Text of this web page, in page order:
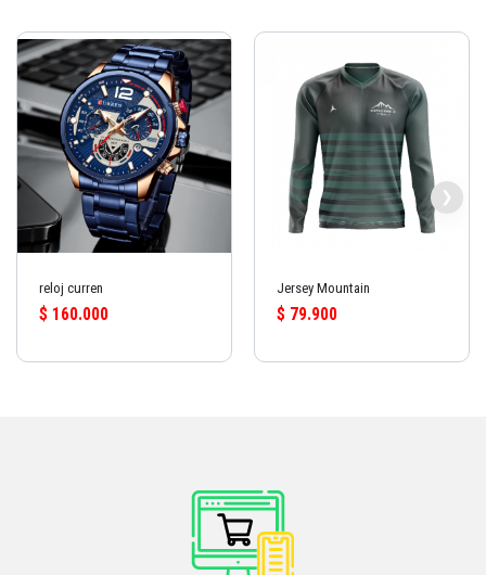
reloj curren
$ 160.000
Jersey Mountain
$ 79.900